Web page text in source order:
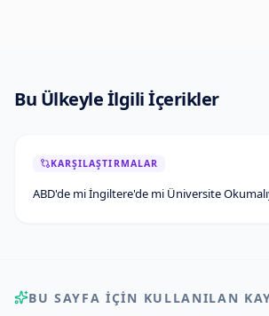
Bu Ülkeyle İlgili İçerikler
KARŞILAŞTIRMALAR
ABD'de mi İngiltere'de mi Üniversite
BU SAYFA IÇIN KULLANILAN